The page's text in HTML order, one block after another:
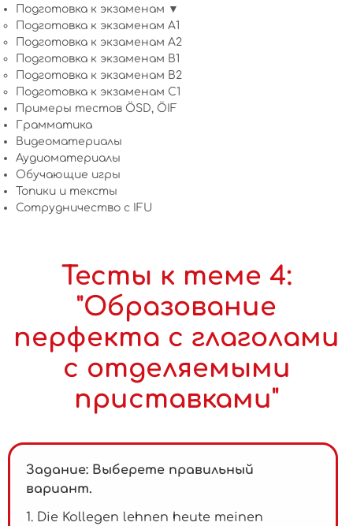
Подготовка к экзаменам ▼
Подготовка к экзаменам A1
Подготовка к экзаменам A2
Подготовка к экзаменам B1
Подготовка к экзаменам B2
Подготовка к экзаменам C1
Примеры тестов ÖSD, ÖIF
Грамматика
Видеоматериалы
Аудиоматериалы
Обучающие игры
Топики и тексты
Сотрудничество c IFU
Тесты к теме 4:
"Образование
перфекта с глаголами
с отделяемыми
приставками"
Задание: Выберете правильный
вариант.
1. Die Kollegen lehnen heute meinen